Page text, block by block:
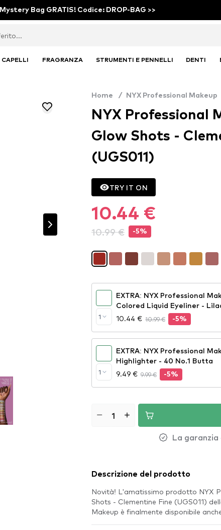
Mystery Bag GRATIS! Codice: DROP-BAG >>
CAPELLI FRAGRANZA STRUMENTI E PENNELLI DENTI
Home / NYX Professional Makeup
NYX Professional
Glow Shots -
(UGS011)
TRY IT ON
10.44 €
10.99 € -5%
1
EXTRA: NYX Professional
Colored Liquid Eyeliner -
10.44 € 10.99 € -5%
1
EXTRA: NYX Professional
Highlighter - 40 No.1 Butta
9.49 € 9.99 € -5%
La garanzia
Descrizione del prodotto
Novità! L'amatissimo prodotto NYX
Shots - Clementine Fine (UGS011)
Makeup è finalmente disponibile